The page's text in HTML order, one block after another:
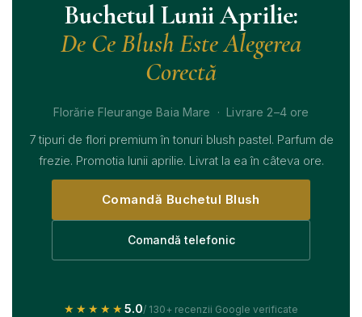
Buchete BujoriBuchetul Lunii Aprilie:
De Ce Blush Este Alegerea
Corectă
Florărie Fleurange Baia Mare · Livrare 2–4 ore
7 tipuri de flori premium în tonuri blush pastel. Parfum de
frezie. Promotia lunii aprilie. Livrat la ea în câteva ore.
Comandă Buchetul Blush
Comandă telefonic
★★★★★5.0/ 130+ recenzii Google verificate